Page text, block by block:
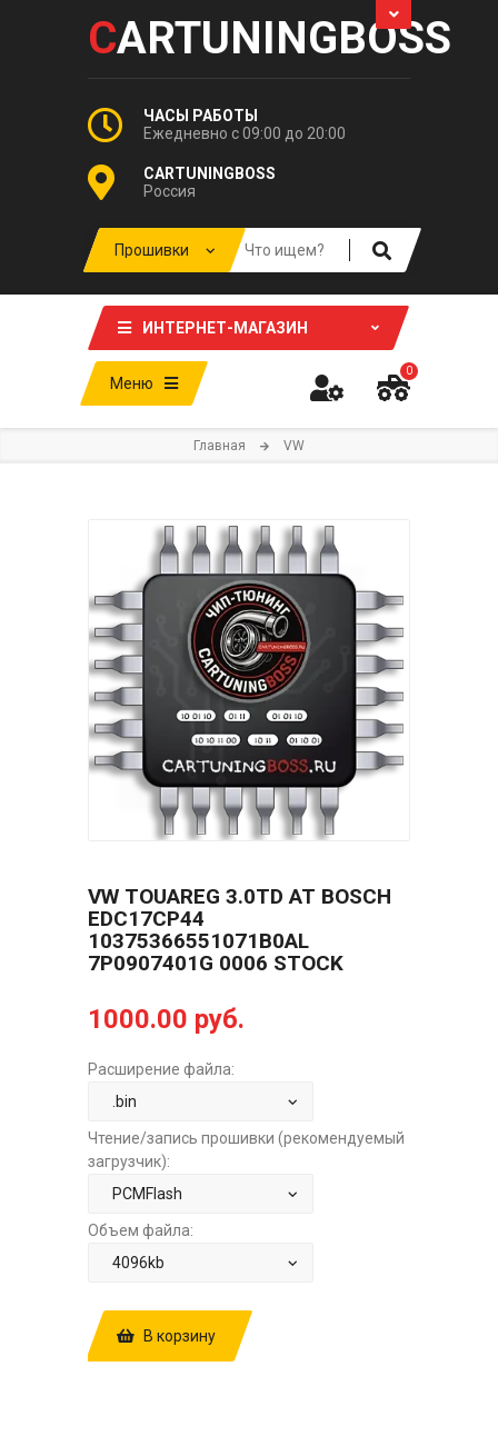
CARTUNINGBOSS
ЧАСЫ РАБОТЫ
Ежедневно с 09:00 до 20:00
CARTUNINGBOSS
Россия
ИНТЕРНЕТ-МАГАЗИН
Меню
0
Главная VW
VW TOUAREG 3.0TD AT BOSCH
EDC17CP44
10375366551071B0AL
7P0907401G 0006 STOCK
1000.00 руб.
Расширение файла:
Чтение/запись прошивки (рекомендуемый
загрузчик):
Объем файла:
В корзину